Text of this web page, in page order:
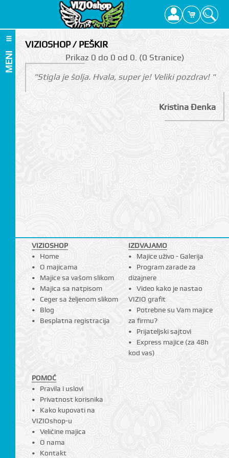
MENI
VIZIOSHOP / PEŠKIR
Prikаz 0 do 0 оd 0. (0 Strаnicе)
"Stigla je šolja. Hvala, super je! Veliki pozdrav! "
Kristina Đenka
VIZIOSHOP
Home
O majicama
Majice sa vašom slikom
Majica sa natpisom
Ceger sa željenom slikom
Blog
Besplatna registracija
IZDVAJAMO
Majice uživo - Galerija
Program zarade za
dizajnere
Video kako je nastao
VIZIO grafit
Potrebne su Vam majice
za firmu?
Prijateljski sajtovi
Express majice (za 48h
kod vas)
POMOĆ
Pravila i uslovi
Privatnost korisnika
Kako kupovati na
VIZIOshop-u
Veličine majica
O nama
Kontakt